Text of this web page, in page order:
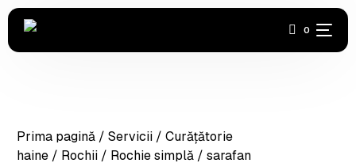
0
Prima pagină /Servicii /Curățătorie
haine / Rochii / Rochie simplă / sarafan
Covoare